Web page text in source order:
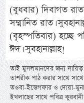
(বুধবার) দিবাগত
সম্মানিত রাত।
(বৃহস্পতিবার) হচ্ছে
ঈদ। সুবহানাল্লাহ!
তাই মুসলমানদের জন্য
তাশরীক পাঠ করার সাথে
তওবা-ইস্তেগফার ও দোয়া-
ইখলাছের সাথে পবিত্র কুরবানী